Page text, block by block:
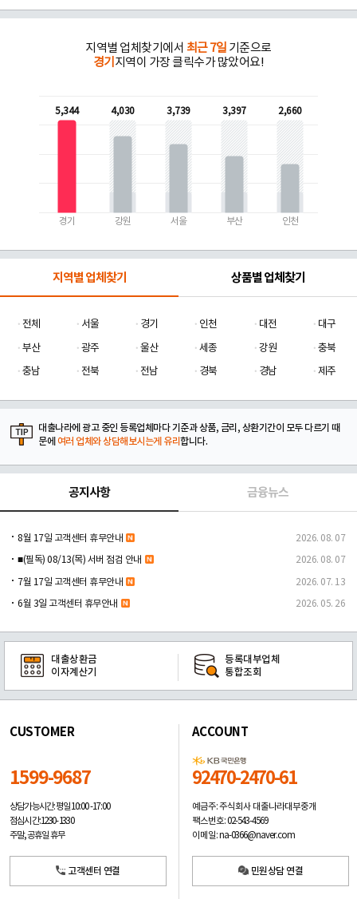
지역별 업체찾기에서 최근 7일 기준으로
경기 지역이 가장 클릭수가 많았어요!
5,344
경기
4,030
강원
3,739
서울
3,397
부산
2,660
인천
지역별 업체찾기 상품별 업체찾기
전체 서울 경기 인천 대전
대구
부산
광주 울산 세종 강원
충북
충남
전북 전남 경북 경남 제주
대출나라에 광고 중인 등록업체마다 기준과 상품, 금리, 상환기간이 모두 다르기 때
문에 여러 업체와 상담해보시는게 유리합니다.
공지사항 금융뉴스
8월 17일 고객센터 휴무안내 2026. 08. 07
■(필독) 08/13(목) 서버 점검 안내 2026. 08. 07
7월 17일 고객센터 휴무안내 2026. 07. 13
6월 3일 고객센터 휴무안내 2026. 05. 26
대출상환금
이자계산기
등록대부업체
통합조회
CUSTOMER
1599-9687
상담가능시간: 평일10:00 -17:00
점심시간: 12:30 - 13:30
주말, 공휴일 휴무
고객센터 연결
ACCOUNT
92470-2470-61
예금주: 주식회사 대출나라대부중개
팩스번호: 02-543-4569
이메일: na-0366@naver.com
민원상담 연결